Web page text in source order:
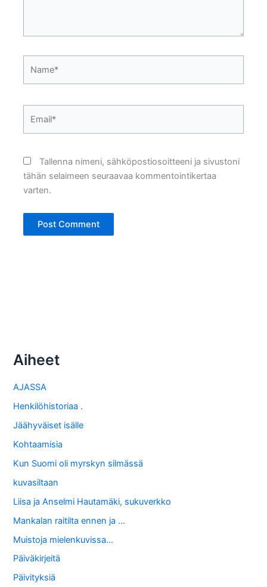
Tallenna nimeni, sähköpostiosoitteeni ja sivustoni
tähän selaimeen seuraavaa kommentointikertaa
varten.
Aiheet
AJASSA
Henkilöhistoriaa .
Jäähyväiset isälle
Kohtaamisia
Kun Suomi oli myrskyn silmässä
kuvasiltaan
Liisa ja Anselmi Hautamäki, sukuverkko
Mankalan raitilta ennen ja …
Muistoja mielenkuvissa…
Päiväkirjeitä
Päivityksiä